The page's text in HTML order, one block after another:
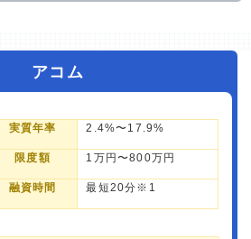
アコム
実質年率 2.4%〜17.9%
限度額 1万円〜800万円
融資時間 最短20分※1